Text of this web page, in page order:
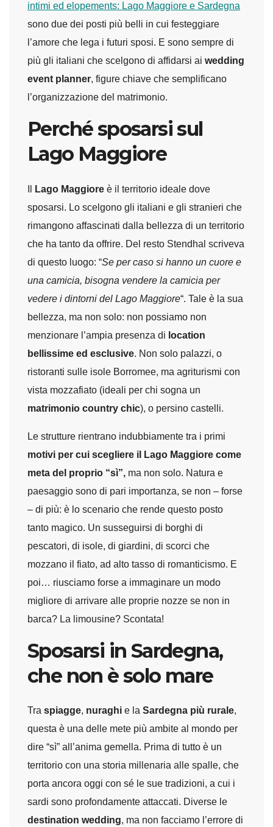
intimi ed elopements: Lago Maggiore e Sardegna
sono due dei posti più belli in cui festeggiare
l’amore che lega i futuri sposi. E sono sempre di
più gli italiani che scelgono di affidarsi ai wedding
event planner, figure chiave che semplificano
l’organizzazione del matrimonio.
Perché sposarsi sul
Lago Maggiore
Lago Maggiore è il territorio ideale dove
sposarsi. Lo scelgono gli italiani e gli stranieri che
rimangono affascinati dalla bellezza di un territorio
che ha tanto da offrire. Del resto Stendhal scriveva
di questo luogo: “Se per caso si hanno un cuore e
una camicia, bisogna vendere la camicia per
vedere i dintorni del Lago Maggiore“. Tale è la sua
bellezza, ma non solo: non possiamo non
menzionare l’ampia presenza di location
bellissime ed esclusive. Non solo palazzi, o
ristoranti sulle isole Borromee, ma agriturismi con
vista mozzafiato (ideali per chi sogna un
matrimonio country chic), o persino castelli.
Le strutture rientrano indubbiamente tra i primi
motivi per cui scegliere il Lago Maggiore come
meta del proprio “sì”, ma non solo. Natura e
paesaggio sono di pari importanza, se non – forse
– di più: è lo scenario che rende questo posto
tanto magico. Un susseguirsi di borghi di
pescatori, di isole, di giardini, di scorci che
mozzano il fiato, ad alto tasso di romanticismo. E
poi… riusciamo forse a immaginare un modo
migliore di arrivare alle proprie nozze se non in
barca? La limousine? Scontata!
Sposarsi in Sardegna,
che non è solo mare
Tra spiagge, nuraghi e la Sardegna più rurale,
questa è una delle mete più ambite al mondo per
dire “sì” all’anima gemella. Prima di tutto è un
territorio con una storia millenaria alle spalle, che
porta ancora oggi con sé le sue tradizioni, a cui i
sardi sono profondamente attaccati. Diverse le
destination wedding, ma non facciamo l’errore di